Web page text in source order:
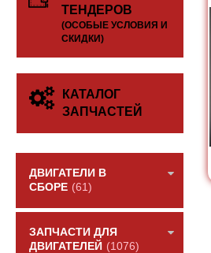
ТЕНДЕРОВ
(ОСОБЫЕ УСЛОВИЯ И
СКИДКИ)
КАТАЛОГ
ЗАПЧАСТЕЙ
ДВИГАТЕЛИ В
СБОРЕ (61)
ЗАПЧАСТИ ДЛЯ
ДВИГАТЕЛЕЙ (1076)